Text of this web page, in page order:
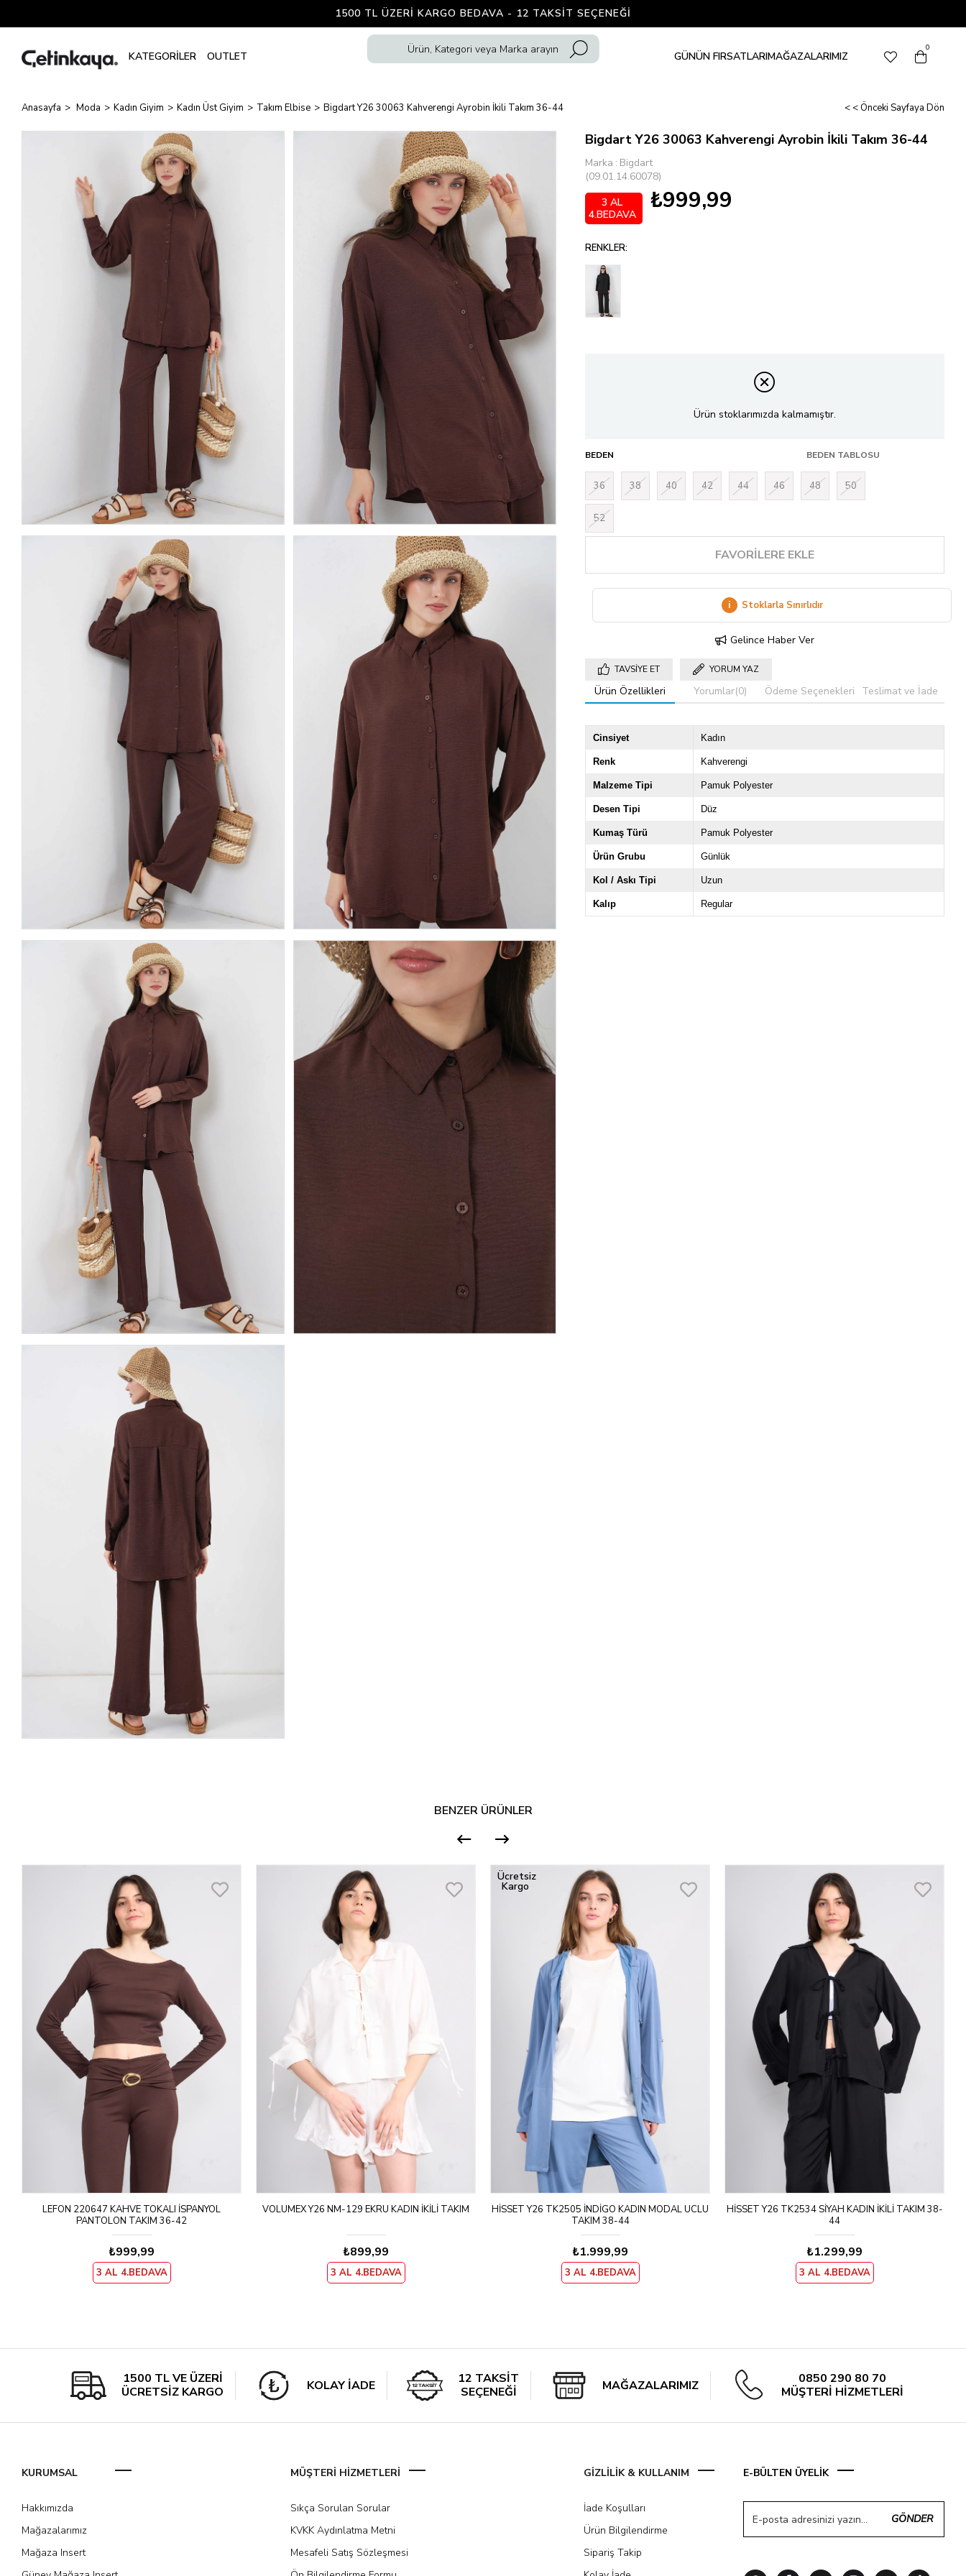
1500 TL ÜZERI KARGO BEDAVA - 12 TAKSIT SEÇENEĞI
GÜNÜN FIRSATLARIMAĞAZALARIMIZ
0
Anasayfa Moda Kadın Giyim Kadın Üst Giyim Takım Elbise Bigdart Y26 30063 Kahverengi Ayrobin İkili Takım 36-44 < < Önceki Sayfaya Dön
Bigdart Y26 30063 Kahverengi Ayrobin İkili Takım 36-44
Marka : Bigdart
(09.01.14.60078)
₺999,99
3 AL
4.BEDAVA
RENKLER:
Ürün stoklarımızda kalmamıştır.
BEDEN BEDEN TABLOSU
36 38 40 42 44 46 48 50
52
FAVORILERE EKLE
i Stoklarla Sınırlıdır
Gelince Haber Ver
TAVSIYE ET YORUM YAZ
Ürün Özellikleri Yorumlar(0) Ödeme Seçenekleri Teslimat ve İade
Cinsiyet Kadın
Renk Kahverengi
Malzeme Tipi Pamuk Polyester
Desen Tipi Düz
Kumaş Türü Pamuk Polyester
Ürün Grubu Günlük
Kol / Askı Tipi Uzun
Kalıp Regular
BENZER ÜRÜNLER
LEFON 220647 KAHVE TOKALI İSPANYOL
PANTOLON TAKIM 36-42
₺999,99
3 AL 4.BEDAVA
VOLUMEX Y26 NM-129 EKRU KADIN İKILI TAKIM
₺899,99
3 AL 4.BEDAVA
HISSET Y26 TK2505 İNDIGO KADIN MODAL UCLU
TAKIM 38-44
₺1.999,99
3 AL 4.BEDAVA
Ücretsiz
Kargo
HISSET Y26 TK2534 SIYAH KADIN İKILI TAKIM 38-
44
₺1.299,99
3 AL 4.BEDAVA
1500 TL VE ÜZERİ
ÜCRETSİZ KARGO
KOLAY İADE
12 TAKSİT
SEÇENEĞİ
MAĞAZALARIMIZ
0850 290 80 70
MÜŞTERİ HİZMETLERİ
KURUMSAL
Hakkımızda
Mağazalarımız
Mağaza Insert
MÜŞTERİ HİZMETLERİ
Sıkça Sorulan Sorular
KVKK Aydınlatma Metni
Mesafeli Satış Sözleşmesi
GİZLİLİK & KULLANIM
İade Koşulları
Ürün Bilgilendirme
Sipariş Takip
E-BÜLTEN ÜYELİK
GÖNDER